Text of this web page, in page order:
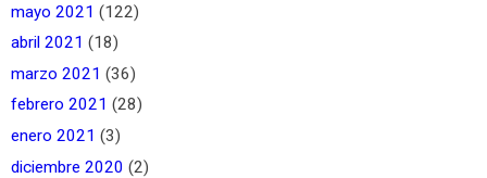
mayo 2021 (122)
abril 2021 (18)
marzo 2021 (36)
febrero 2021 (28)
enero 2021 (3)
diciembre 2020 (2)